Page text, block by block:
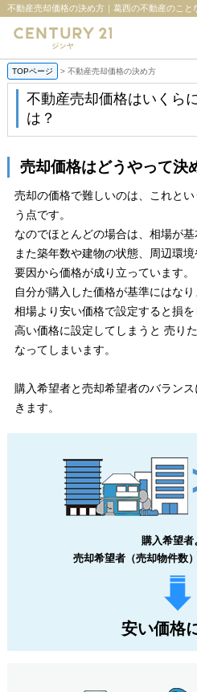
不動産売却価格の決め方｜葛西の不動産のこと
TOPページ > 不動産売却価格の決め方